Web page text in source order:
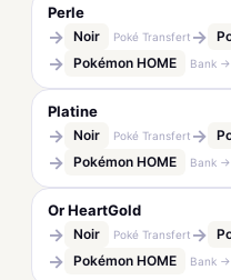
Perle
→ Noir Poké Transfert →
→ Pokémon HOME Bank →
Platine
→ Noir Poké Transfert →
→ Pokémon HOME Bank →
Or HeartGold
→ Noir Poké Transfert →
→ Pokémon HOME Bank →